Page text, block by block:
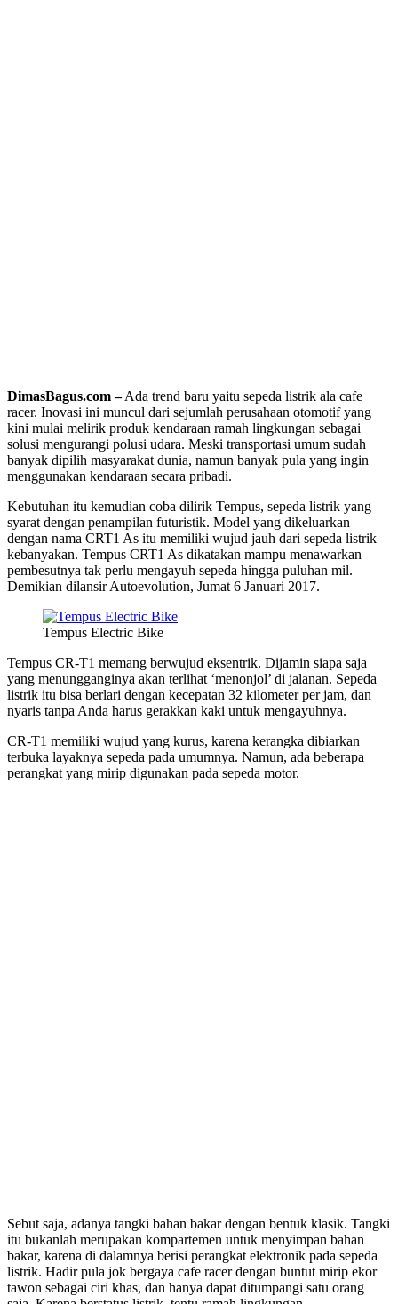
DimasBagus.com –Ada trend baru yaitu sepeda listrik ala cafe
racer. Inovasi ini muncul dari sejumlah perusahaan otomotif yang
kini mulai melirik produk kendaraan ramah lingkungan sebagai
solusi mengurangi polusi udara. Meski transportasi umum sudah
banyak dipilih masyarakat dunia, namun banyak pula yang ingin
menggunakan kendaraan secara pribadi.
Kebutuhan itu kemudian coba dilirik Tempus, sepeda listrik yang
syarat dengan penampilan futuristik. Model yang dikeluarkan
dengan nama CRT1 As itu memiliki wujud jauh dari sepeda listrik
kebanyakan. Tempus CRT1 As dikatakan mampu menawarkan
pembesutnya tak perlu mengayuh sepeda hingga puluhan mil.
Demikian dilansir Autoevolution, Jumat 6 Januari 2017.
Tempus Electric Bike
Tempus CR-T1 memang berwujud eksentrik. Dijamin siapa saja
yang menungganginya akan terlihat ‘menonjol’ di jalanan. Sepeda
listrik itu bisa berlari dengan kecepatan 32 kilometer per jam, dan
nyaris tanpa Anda harus gerakkan kaki untuk mengayuhnya.
CR-T1 memiliki wujud yang kurus, karena kerangka dibiarkan
terbuka layaknya sepeda pada umumnya. Namun, ada beberapa
perangkat yang mirip digunakan pada sepeda motor.
Sebut saja, adanya tangki bahan bakar dengan bentuk klasik. Tangki
itu bukanlah merupakan kompartemen untuk menyimpan bahan
bakar, karena di dalamnya berisi perangkat elektronik pada sepeda
listrik. Hadir pula jok bergaya cafe racer dengan buntut mirip ekor
tawon sebagai ciri khas, dan hanya dapat ditumpangi satu orang